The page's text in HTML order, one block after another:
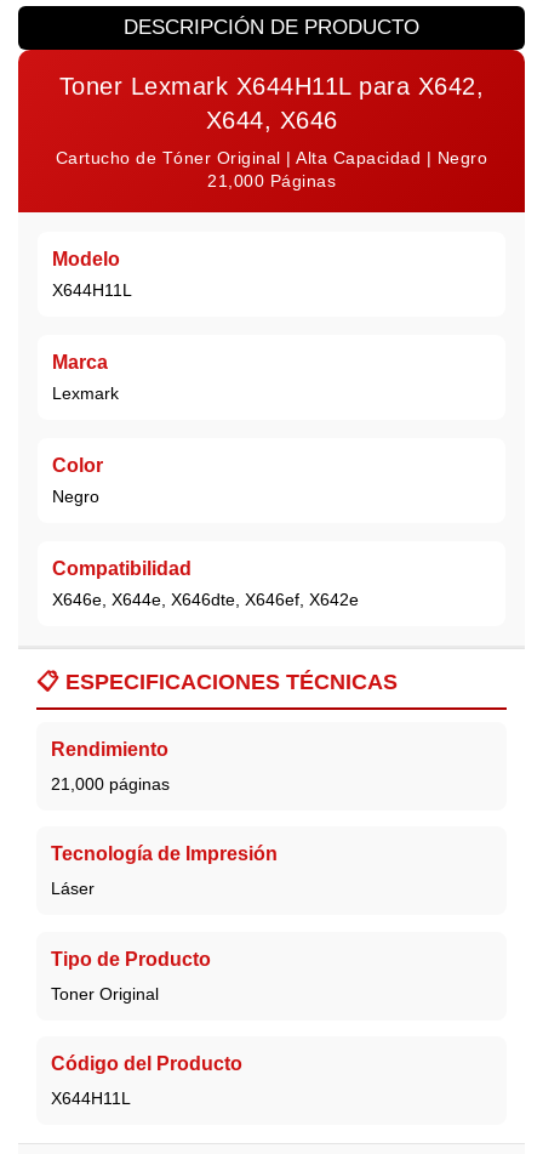
DESCRIPCIÓN DE PRODUCTO
Toner Lexmark X644H11L para X642,
X644, X646
Cartucho de Tóner Original | Alta Capacidad | Negro
21,000 Páginas
Modelo
X644H11L
Marca
Lexmark
Color
Negro
Compatibilidad
X646e, X644e, X646dte, X646ef, X642e
📋 ESPECIFICACIONES TÉCNICAS
Rendimiento
21,000 páginas
Tecnología de Impresión
Láser
Tipo de Producto
Toner Original
Código del Producto
X644H11L